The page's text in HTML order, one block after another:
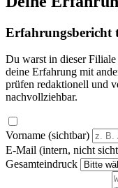
Erfahrungsbericht
Du warst in dieser
deine Erfahrung mit
prüfen redaktionell und
nachvollziehbar.
Vorname (sichtbar)
E-Mail (intern, nicht
Gesamteindruck